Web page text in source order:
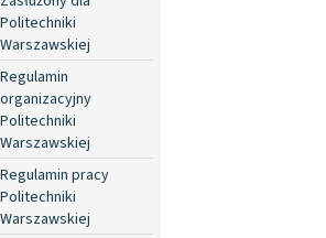
Politechniki
Warszawskiej
Regulamin
organizacyjny
Politechniki
Warszawskiej
Regulamin pracy
Politechniki
Warszawskiej